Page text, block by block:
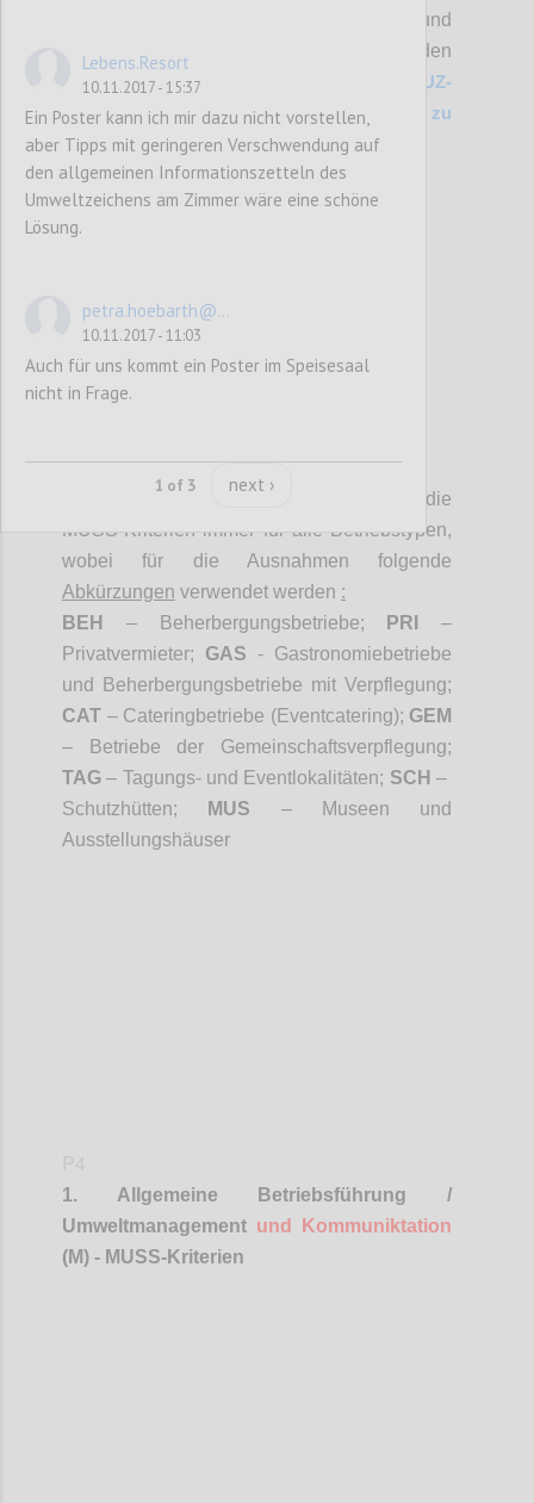
Anforderungen für die Beurteilung und
detaillierte Zuordnung zu den
jeweiligen Betriebstypen finden Sie unter
UZ-
200 Kriterienvergleich Vers. 6.1 (2014) zu
Entwurf (2017)
P3
Sofern nicht anders angegeben, gelten die
MUSS-Kriterien immer für alle Betriebstypen,
wobei für die Ausnahmen folgende
Abkürzungen verwendet werden :
BEH – Beherbergungsbetriebe; PRI –
Privatvermieter; GAS - Gastronomiebetriebe
und Beherbergungsbetriebe mit Verpflegung;
CAT – Cateringbetriebe (Eventcatering); GEM
– Betriebe der Gemeinschaftsverpflegung;
TAG– Tagungs- und Eventlokalitäten; SCH–
Schutzhütten;
MUS – Museen und
Ausstellungshäuser
1. Allgemeine Betriebsführung /
Umweltmanagement und
Kommuniktation
(M) - MUSS-Kriterien
Lebens.Resort
10.11.2017 - 15:37
Ein Poster kann ich mir dazu nicht vorstellen,
aber Tipps mit geringeren Verschwendung auf
den allgemeinen Informationszetteln des
Umweltzeichens am Zimmer wäre eine schöne
Lösung.
petra.hoebarth@...
10.11.2017 - 11:03
Auch für uns kommt ein Poster im Speisesaal
nicht in Frage.
1 of 3 next ›